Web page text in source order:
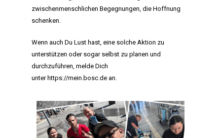
zwischenmenschlichen Begegnungen, die Hoffnung
schenken.
Wenn auch Du Lust hast, eine solche Aktion zu
unterstützen oder sogar selbst zu planen und
durchzuführen, melde Dich
unterhttps://mein.bosc.de an.
MANIFEST
AKTIVITÄTEN